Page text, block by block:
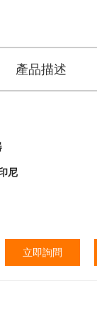
產品描述
尼
立即詢問